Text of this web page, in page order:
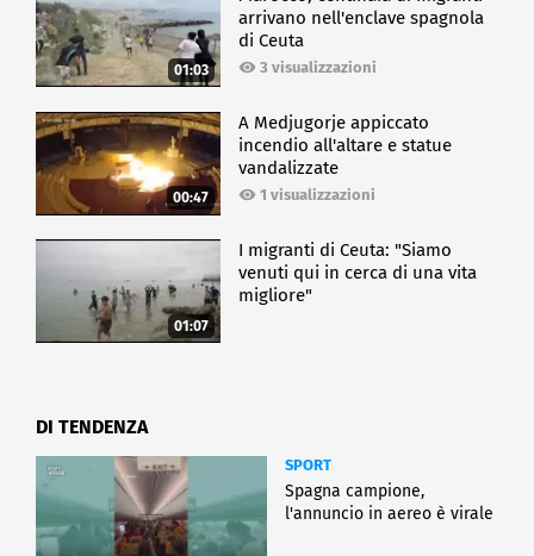
01:03
arrivano nell'enclave spagnola
di Ceuta
3 visualizzazioni
00:47
A Medjugorje appiccato
incendio all'altare e statue
vandalizzate
1 visualizzazioni
01:07
I migranti di Ceuta: "Siamo
venuti qui in cerca di una vita
migliore"
DI TENDENZA
SPORT
Spagna campione,
l'annuncio in aereo è virale